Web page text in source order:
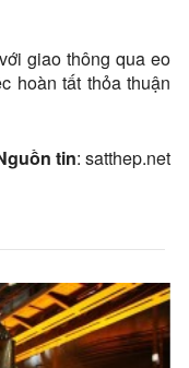
giao thông qua eo
hoàn tất thỏa thuận
tin: satthep.net